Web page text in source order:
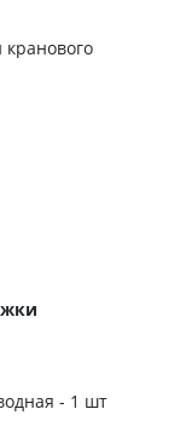
- 1 шт